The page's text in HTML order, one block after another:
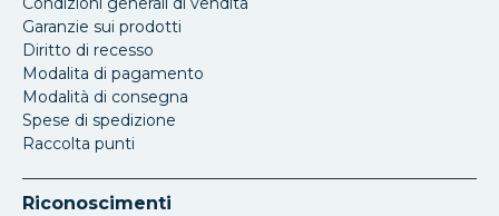
Garanzie sui prodotti
Diritto di recesso
Modalita di pagamento
Modalità di consegna
Spese di spedizione
Raccolta punti
Riconoscimenti